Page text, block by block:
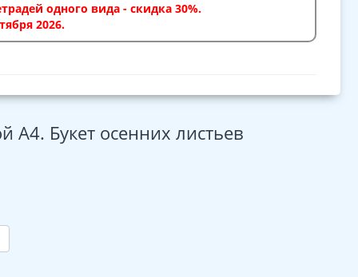
одного вида - скидка 30%.
2026.
Букет осенних листьев